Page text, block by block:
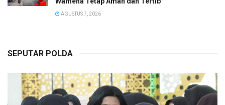
AGUSTUS 7, 2026
SEPUTAR POLDA